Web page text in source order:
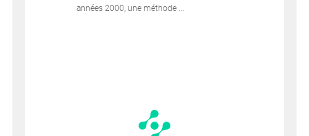
années 2000, une méthode ...